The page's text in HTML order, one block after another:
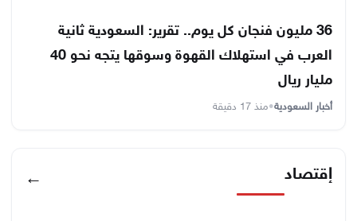
36 مليون فنجان كل يوم.. تقرير: السعودية ثانية
العرب في استهلاك القهوة وسوقها يتجه نحو 40
مليار ريال
أخبار السعودية•منذ 17 دقيقة
إقتصاد ←